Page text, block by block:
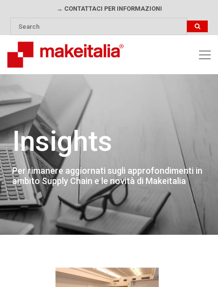
→ CONTATTACI PER INFORMAZIONI
Insights
Per rimanere aggiornati sugli approfondimenti in
ambito Supply Chain e le novità di Makeitalia